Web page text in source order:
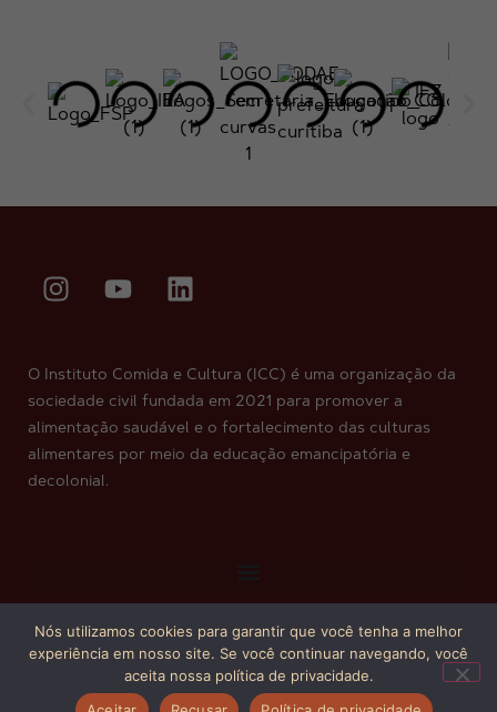
O Instituto Comida e Cultura (ICC) é uma organização da
sociedade civil fundada em 2021 para promover a
alimentação saudável e o fortalecimento das culturas
alimentares por meio da educação emancipatória e
decolonial.
Copyright © 2026. Todos os direitos reservados.
Nós utilizamos cookies para garantir que você tenha a melhor
experiência em nosso site. Se você continuar navegando, você
aceita nossa política de privacidade.